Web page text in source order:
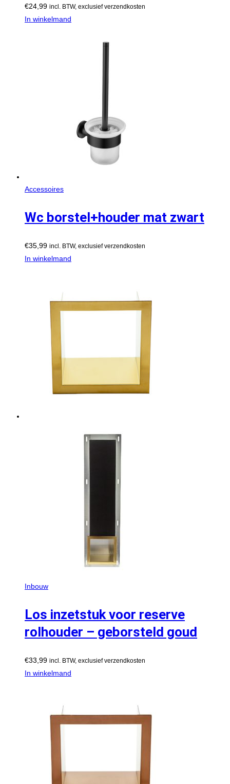
€24,99 incl. BTW, exclusief verzendkosten
In winkelmand
Accessoires
Wc borstel+houder mat zwart
€35,99 incl. BTW, exclusief verzendkosten
In winkelmand
Inbouw
Los inzetstuk voor reserve
rolhouder – geborsteld goud
€33,99 incl. BTW, exclusief verzendkosten
In winkelmand